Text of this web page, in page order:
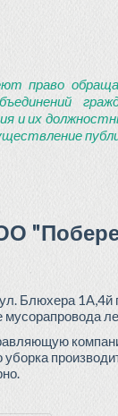
право
и их
Блюхера 1А,4й
мусорапровода
уборка